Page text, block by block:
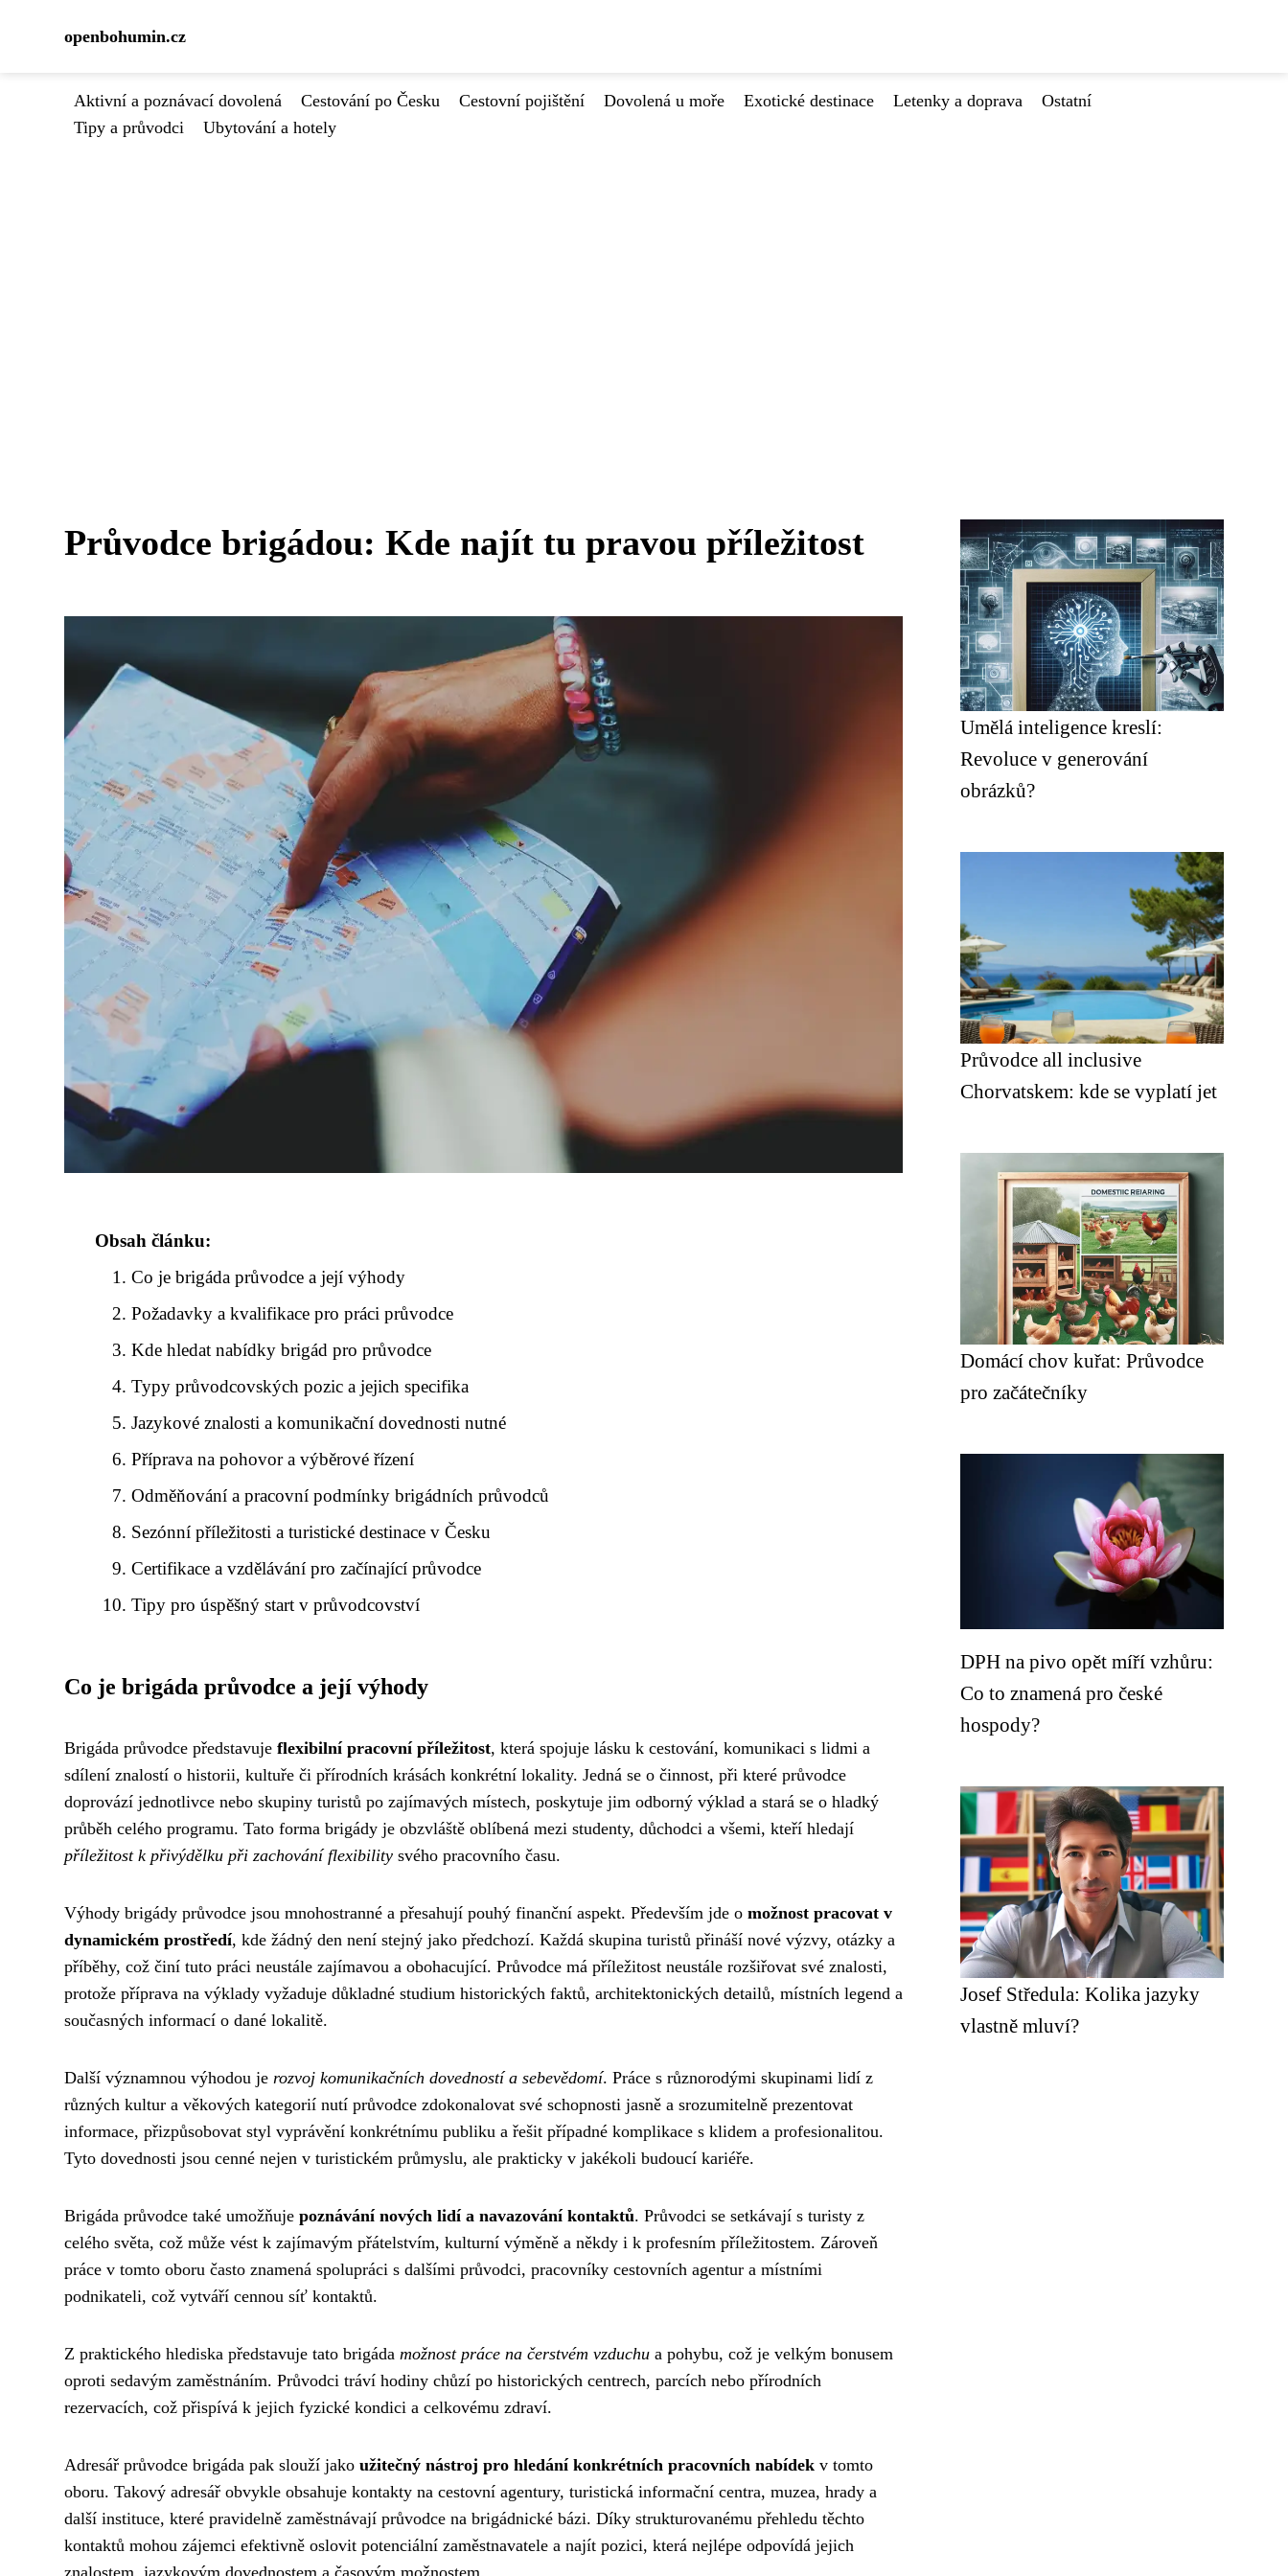
openbohumin.cz
Aktivní a poznávací dovolená Cestování po Česku Cestovní pojištění Dovolená u moře Exotické destinace Letenky a doprava
Ostatní
Tipy a průvodci
Ubytování a hotely
Průvodce brigádou: Kde najít tu pravou příležitost
Obsah článku:
Co je brigáda průvodce a její výhody
Požadavky a kvalifikace pro práci průvodce
Kde hledat nabídky brigád pro průvodce
Typy průvodcovských pozic a jejich specifika
Jazykové znalosti a komunikační dovednosti nutné
Příprava na pohovor a výběrové řízení
Odměňování a pracovní podmínky brigádních průvodců
Sezónní příležitosti a turistické destinace v Česku
Certifikace a vzdělávání pro začínající průvodce
Tipy pro úspěšný start v průvodcovství
Co je brigáda průvodce a její výhody
Brigáda průvodce představuje flexibilní pracovní příležitost, která spojuje lásku k cestování, komunikaci s lidmi a
sdílení znalostí o historii, kultuře či přírodních krásách konkrétní lokality. Jedná se o činnost, při které průvodce
doprovází jednotlivce nebo skupiny turistů po zajímavých místech, poskytuje jim odborný výklad a stará se o hladký
průběh celého programu. Tato forma brigády je obzvláště oblíbená mezi studenty, důchodci a všemi, kteří hledají
příležitost k přivýdělku při zachování flexibility svého pracovního času.
Výhody brigády průvodce jsou mnohostranné a přesahují pouhý finanční aspekt. Především jde o možnost pracovat v
dynamickém prostředí, kde žádný den není stejný jako předchozí. Každá skupina turistů přináší nové výzvy, otázky a
příběhy, což činí tuto práci neustále zajímavou a obohacující. Průvodce má příležitost neustále rozšiřovat své znalosti,
protože příprava na výklady vyžaduje důkladné studium historických faktů, architektonických detailů, místních legend a
současných informací o dané lokalitě.
Další významnou výhodou je rozvoj komunikačních dovedností a sebevědomí. Práce s různorodými skupinami lidí z
různých kultur a věkových kategorií nutí průvodce zdokonalovat své schopnosti jasně a srozumitelně prezentovat
informace, přizpůsobovat styl vyprávění konkrétnímu publiku a řešit případné komplikace s klidem a profesionalitou.
Tyto dovednosti jsou cenné nejen v turistickém průmyslu, ale prakticky v jakékoli budoucí kariéře.
Brigáda průvodce také umožňuje poznávání nových lidí a navazování kontaktů. Průvodci se setkávají s turisty z
celého světa, což může vést k zajímavým přátelstvím, kulturní výměně a někdy i k profesním příležitostem. Zároveň
práce v tomto oboru často znamená spolupráci s dalšími průvodci, pracovníky cestovních agentur a místními
podnikateli, což vytváří cennou síť kontaktů.
Z praktického hlediska představuje tato brigáda možnost práce na čerstvém vzduchu a pohybu, což je velkým bonusem
oproti sedavým zaměstnáním. Průvodci tráví hodiny chůzí po historických centrech, parcích nebo přírodních
rezervacích, což přispívá k jejich fyzické kondici a celkovému zdraví.
Adresář průvodce brigáda pak slouží jako užitečný nástroj pro hledání konkrétních pracovních nabídek v tomto
oboru. Takový adresář obvykle obsahuje kontakty na cestovní agentury, turistická informační centra, muzea, hrady a
další instituce, které pravidelně zaměstnávají průvodce na brigádnické bázi. Díky strukturovanému přehledu těchto
kontaktů mohou zájemci efektivně oslovit potenciální zaměstnavatele a najít pozici, která nejlépe odpovídá jejich
znalostem, jazykovým dovednostem a časovým možnostem.
Umělá inteligence kreslí:
Revoluce v generování
obrázků?
Průvodce all inclusive
Chorvatskem: kde se vyplatí jet
Domácí chov kuřat: Průvodce
pro začátečníky
DPH na pivo opět míří vzhůru:
Co to znamená pro české
hospody?
Josef Středula: Kolika jazyky
vlastně mluví?